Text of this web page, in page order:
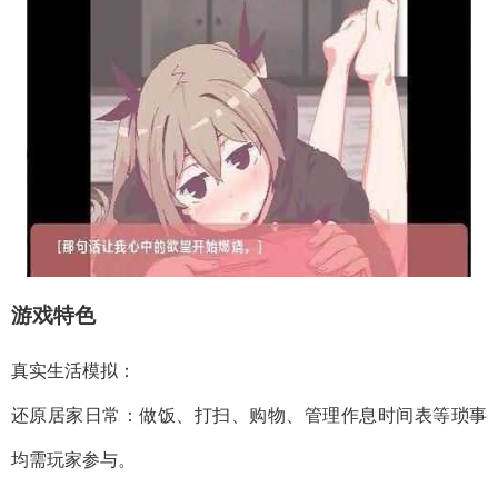
游戏特色
真实生活模拟：
还原居家日常：做饭、打扫、购物、管理作息时间表等琐事
均需玩家参与。